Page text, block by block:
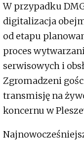
W przypadku
digitalizacja
od etapu
proces
serwisowych i
Zgromadzeni
transmisję na
koncernu w